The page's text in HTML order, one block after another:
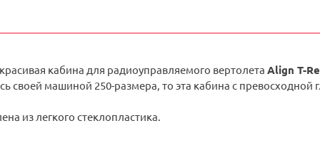
кабина для радиоуправляемого вертолета Align T-
своей машиной 250-размера, то эта кабина c превосходной
из легкого стеклопластика.